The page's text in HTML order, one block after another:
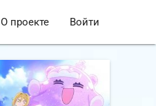
О проекте Войти